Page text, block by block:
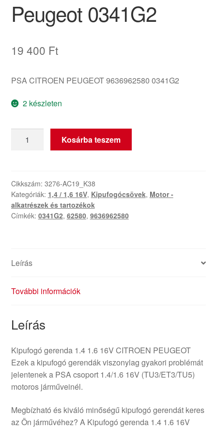
Peugeot 0341G2
19 400 Ft
PSA CITROEN PEUGEOT 9636962580 0341G2
2 készleten
gerenda
16V
Citroën
Peugeot
0341G2
Kosárba teszem
Cikkszám: 3276-AC19_K38
Kategóriák: 1,4 / 1,6 16V, Kipufogócsövek, Motor -
alkatrészek és tartozékok
Címkék: 0341G2, 62580, 9636962580
Leírás
További információk
Leírás
Kipufogó gerenda 1.4 1.6 16V CITROEN PEUGEOT
Ezek a kipufogó gerendák viszonylag gyakori problémát
jelentenek a PSA csoport 1.4/1.6 16V (TU3/ET3/TU5)
motoros járműveinél.
Megbízható és kiváló minőségű kipufogó gerendát keres
az Ön járművéhez? A Kipufogó gerenda 1.4 1.6 16V